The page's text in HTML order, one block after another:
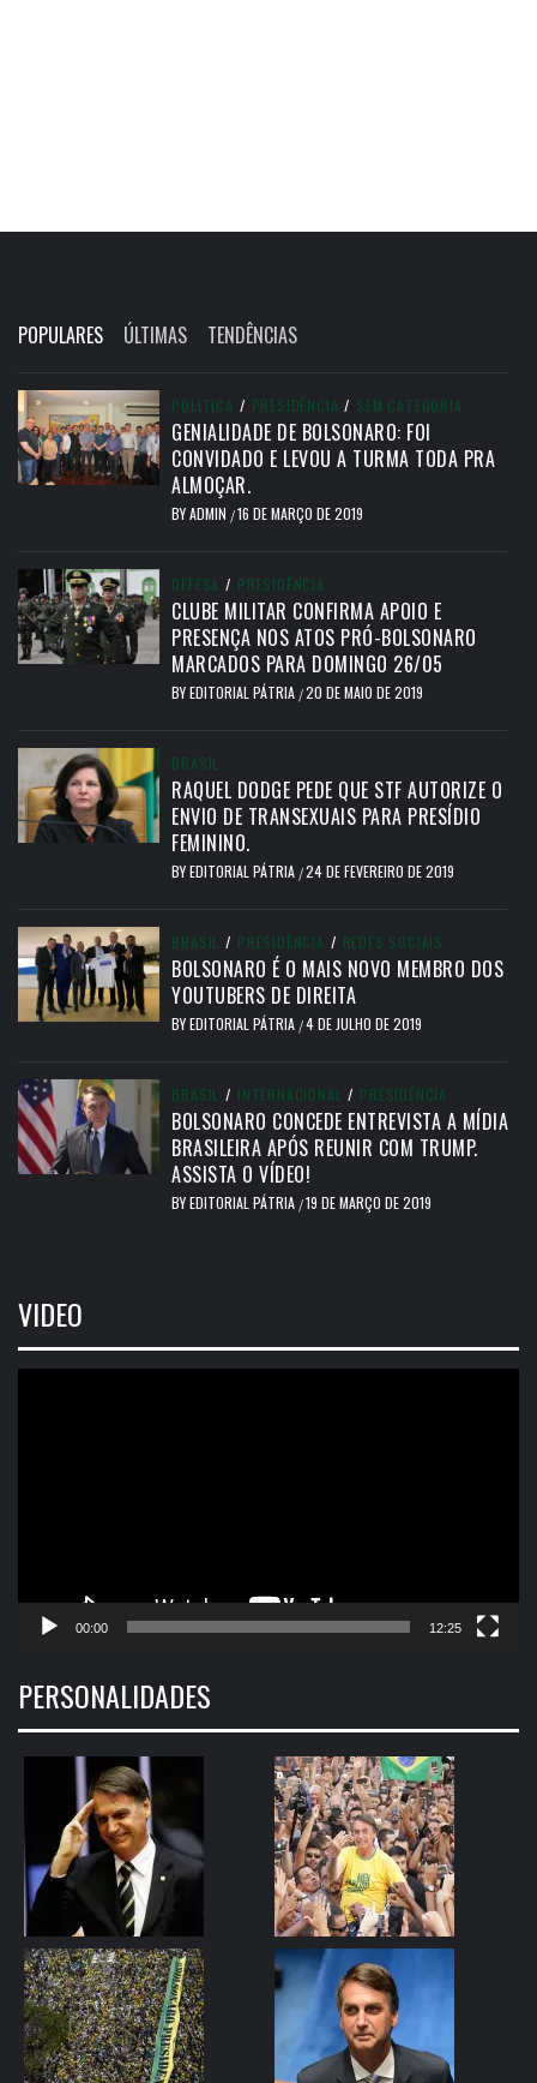
POPULARES ÚLTIMAS TENDÊNCIAS
POLÍTICA / PRESIDÊNCIA / SEM CATEGORIA
GENIALIDADE DE BOLSONARO: FOI
CONVIDADO E LEVOU A TURMA TODA PRA
ALMOÇAR.
BYADMIN /16 DE MARÇO DE 2019
DEFESA / PRESIDÊNCIA
CLUBE MILITAR CONFIRMA APOIO E
PRESENÇA NOS ATOS PRÓ-BOLSONARO
MARCADOS PARA DOMINGO 26/05
BYEDITORIAL PÁTRIA /20 DE MAIO DE 2019
BRASIL
RAQUEL DODGE PEDE QUE STF AUTORIZE O
ENVIO DE TRANSEXUAIS PARA PRESÍDIO
FEMININO.
BYEDITORIAL PÁTRIA /24 DE FEVEREIRO DE 2019
BRASIL / PRESIDÊNCIA / REDES SOCIAIS
BOLSONARO É O MAIS NOVO MEMBRO DOS
YOUTUBERS DE DIREITA
BYEDITORIAL PÁTRIA /4 DE JULHO DE 2019
BRASIL / INTERNACIONAL / PRESIDÊNCIA
BOLSONARO CONCEDE ENTREVISTA A MÍDIA
BRASILEIRA APÓS REUNIR COM TRUMP.
ASSISTA O VÍDEO!
BYEDITORIAL PÁTRIA /19 DE MARÇO DE 2019
VIDEO
00:00 12:25
PERSONALIDADES